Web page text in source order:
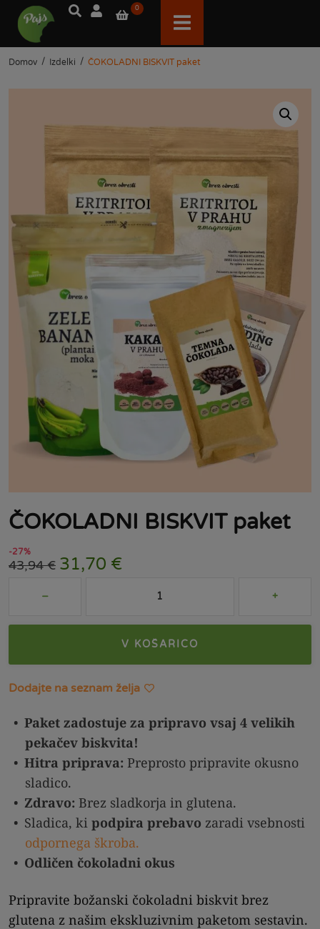
0
Domov / Izdelki / ČOKOLADNI BISKVIT paket
ČOKOLADNI BISKVIT paket
-27%
43,94€ 31,70 €
V KOŠARICO
Dodajte na seznam želja
Paket zadostuje za pripravo vsaj 4 velikih
pekačev biskvita!
Hitra priprava: Preprosto pripravite okusno
sladico.
Zdravo: Brez sladkorja in glutena.
Sladica, ki podpira prebavo zaradi vsebnosti
odpornega škroba.
Odličen čokoladni okus
Pripravite božanski čokoladni biskvit brez
glutena z našim ekskluzivnim paketom sestavin.